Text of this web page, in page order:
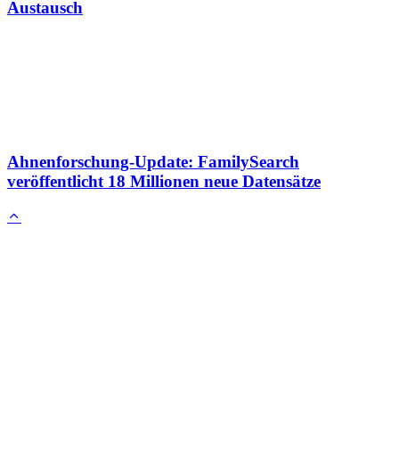
Austausch
Ahnenforschung-Update: FamilySearch
veröffentlicht 18 Millionen neue Datensätze